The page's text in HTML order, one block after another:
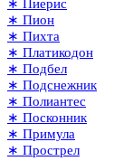
∗ Пиерис
∗ Пион
∗ Пихта
∗ Платикодон
∗ Подбел
∗ Подснежник
∗ Полиантес
∗ Посконник
∗ Примула
∗ Прострел